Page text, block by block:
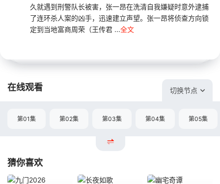
久就遇到刑警队长被害，张一昂在洗清自我嫌疑时意外逮捕
了连环杀人案的凶手，迅速建立声望。张一昂将侦查方向锁
定到当地富商周荣（王传君 ...全文
在线观看 切换节点
第01集 第02集 第03集 第04集 第05集
猜你喜欢